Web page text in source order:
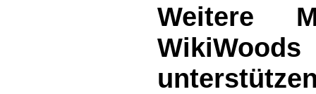
Weitere